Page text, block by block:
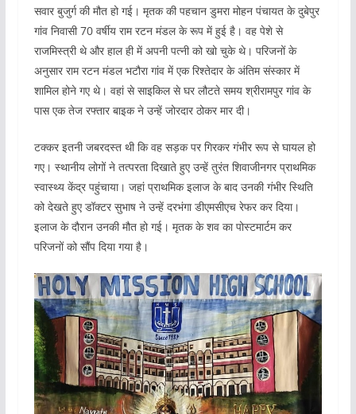
सवार बुजुर्ग की मौत हो गई। मृतक की पहचान डुमरा मोहन पंचायत के दुबेपुर
गांव निवासी 70 वर्षीय राम रटन मंडल के रूप में हुई है। वह पेशे से
राजमिस्त्री थे और हाल ही में अपनी पत्नी को खो चुके थे। परिजनों के
अनुसार राम रटन मंडल भटौरा गांव में एक रिश्तेदार के अंतिम संस्कार में
शामिल होने गए थे। वहां से साइकिल से घर लौटते समय श्रीरामपुर गांव के
पास एक तेज रफ्तार बाइक ने उन्हें जोरदार ठोकर मार दी।
टक्कर इतनी जबरदस्त थी कि वह सड़क पर गिरकर गंभीर रूप से घायल हो
गए। स्थानीय लोगों ने तत्परता दिखाते हुए उन्हें तुरंत शिवाजीनगर प्राथमिक
स्वास्थ्य केंद्र पहुंचाया। जहां प्राथमिक इलाज के बाद उनकी गंभीर स्थिति
को देखते हुए डॉक्टर सुभाष ने उन्हें दरभंगा डीएमसीएच रेफर कर दिया।
इलाज के दौरान उनकी मौत हो गई। मृतक के शव का पोस्टमार्टम कर
परिजनों को सौंप दिया गया है।